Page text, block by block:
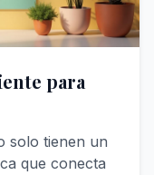
para
solo tienen un
que conecta